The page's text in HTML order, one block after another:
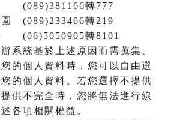
(089)381166轉777
園 (089)233466轉219
(06)5050905轉8101
系統基於上述原因而需蒐集、
的個人資料時，您可以自由選
的個人資料。若您選擇不提供
供不完全時，您將無法進行線
各項相關權益。